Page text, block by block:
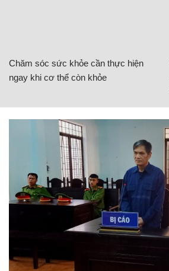
Chăm sóc sức khỏe cần thực hiện
ngay khi cơ thể còn khỏe